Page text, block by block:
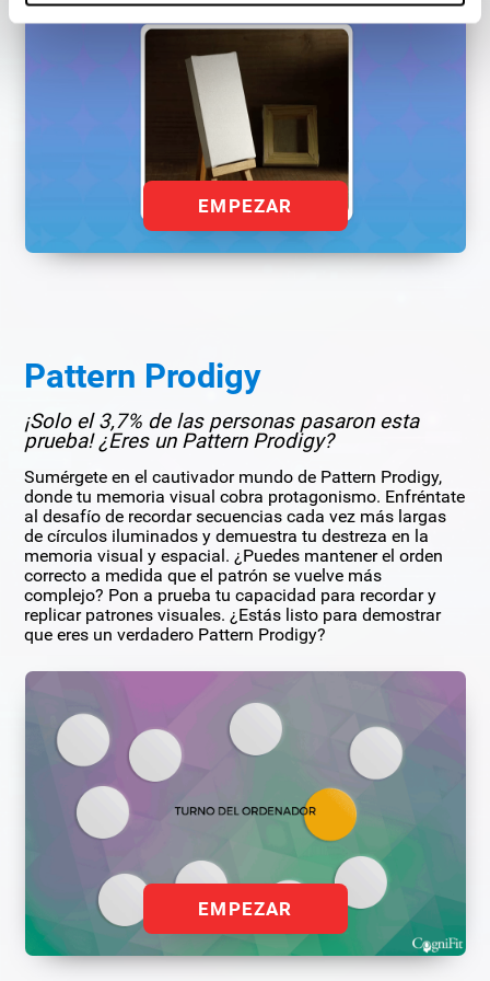
EMPEZAR
Pattern Prodigy
¡Solo el 3,7% de las personas pasaron esta
prueba! ¿Eres un Pattern Prodigy?
Sumérgete en el cautivador mundo de Pattern Prodigy,
donde tu memoria visual cobra protagonismo. Enfréntate
al desafío de recordar secuencias cada vez más largas
de círculos iluminados y demuestra tu destreza en la
memoria visual y espacial. ¿Puedes mantener el orden
correcto a medida que el patrón se vuelve más
complejo? Pon a prueba tu capacidad para recordar y
replicar patrones visuales. ¿Estás listo para demostrar
que eres un verdadero Pattern Prodigy?
EMPEZAR